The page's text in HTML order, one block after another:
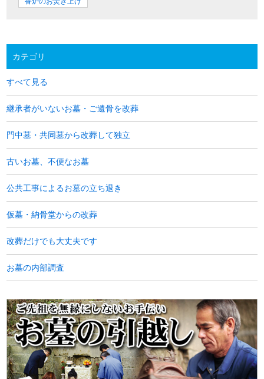
カテゴリ
すべて見る
継承者がいないお墓・ご遺骨を改葬
門中墓・共同墓から改葬して独立
古いお墓、不便なお墓
公共工事によるお墓の立ち退き
仮墓・納骨堂からの改葬
改葬だけでも大丈夫です
お墓の内部調査